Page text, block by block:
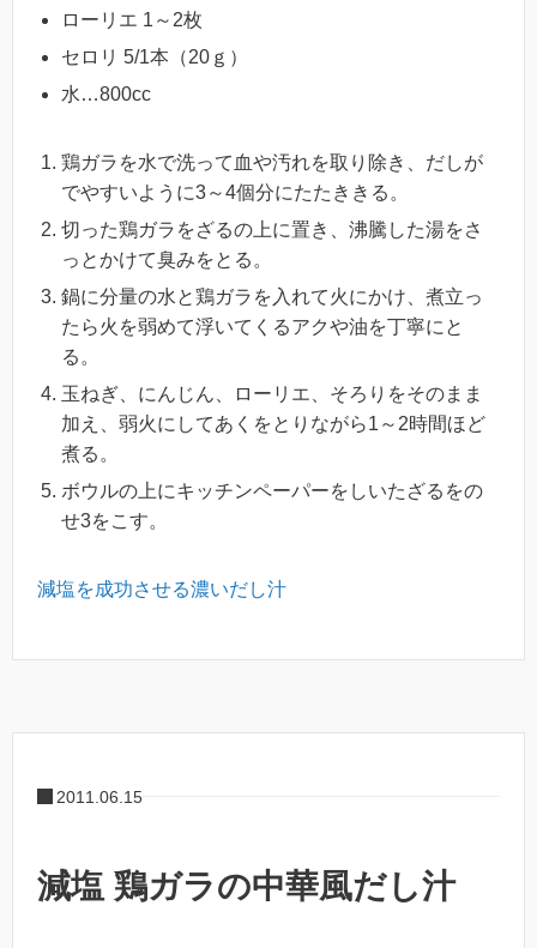
ローリエ 1～2枚
セロリ 5/1本（20ｇ）
水…800cc
鶏ガラを水で洗って血や汚れを取り除き、だしが
でやすいように3～4個分にたたききる。
切った鶏ガラをざるの上に置き、沸騰した湯をさ
っとかけて臭みをとる。
鍋に分量の水と鶏ガラを入れて火にかけ、煮立っ
たら火を弱めて浮いてくるアクや油を丁寧にと
る。
玉ねぎ、にんじん、ローリエ、そろりをそのまま
加え、弱火にしてあくをとりながら1～2時間ほど
煮る。
ボウルの上にキッチンペーパーをしいたざるをの
せ3をこす。
減塩を成功させる濃いだし汁
2011.06.15
減塩 鶏ガラの中華風だし汁